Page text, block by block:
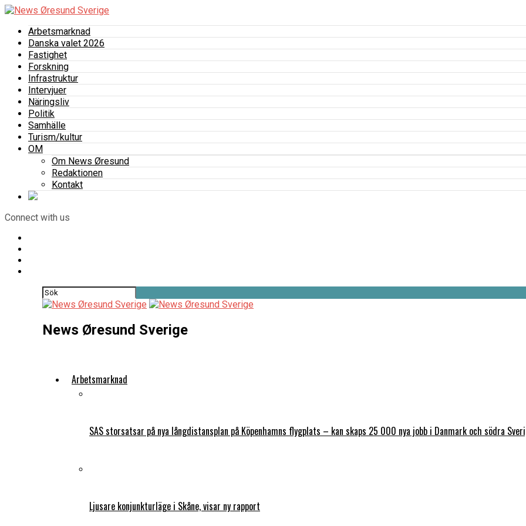
Arbetsmarknad
Danska valet 2026
Fastighet
Forskning
Infrastruktur
Intervjuer
Näringsliv
Politik
Samhälle
Turism/kultur
OM
Om News Øresund
Redaktionen
Kontakt
Connect with us
News Øresund Sverige
Arbetsmarknad
SAS storsatsar på nya långdistansplan på Köpenhamns flygplats – kan skaps 25 000 nya jobb i Danmark och södra
Ljusare konjunkturläge i Skåne, visar ny rapport